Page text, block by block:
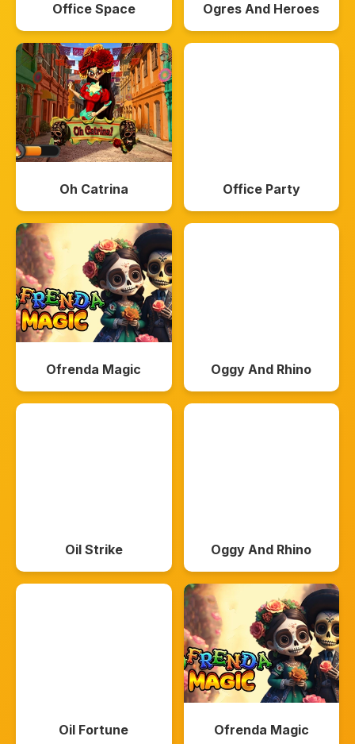
Office Space Ogres And Heroes
Oh Catrina Office Party
Ofrenda Magic Oggy And Rhino
Oil Strike Oggy And Rhino
Oil Fortune Ofrenda Magic